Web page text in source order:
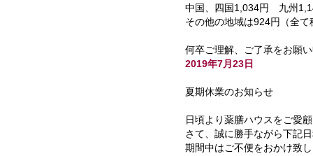
中国、四国1,034円 九州
その他の地域は924円（全て
何卒ご理解、ご了承をお願
2019年7月23日
夏期休業のお知らせ
日頃より薬膳ハウスをご愛
さて、誠に勝手ながら下記
期間中はご不便をおかけ致